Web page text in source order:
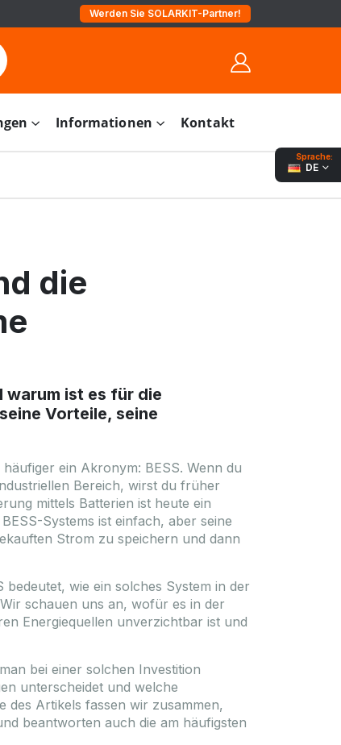
Werden Sie SOLARKIT-Partner!
Sprache:
DE
Informationen Kontakt
die
warum ist es für die
Vorteile, seine
ein Akronym: BESS. Wenn du
Bereich, wirst du früher
mittels Batterien ist heute ein
Systems ist einfach, aber seine
Strom zu speichern und dann
wie ein solches System in der
schauen uns an, wofür es in der
Energiequellen unverzichtbar ist und
bei einer solchen Investition
unterscheidet und welche
des Artikels fassen wir zusammen,
beantworten auch die am häufigsten